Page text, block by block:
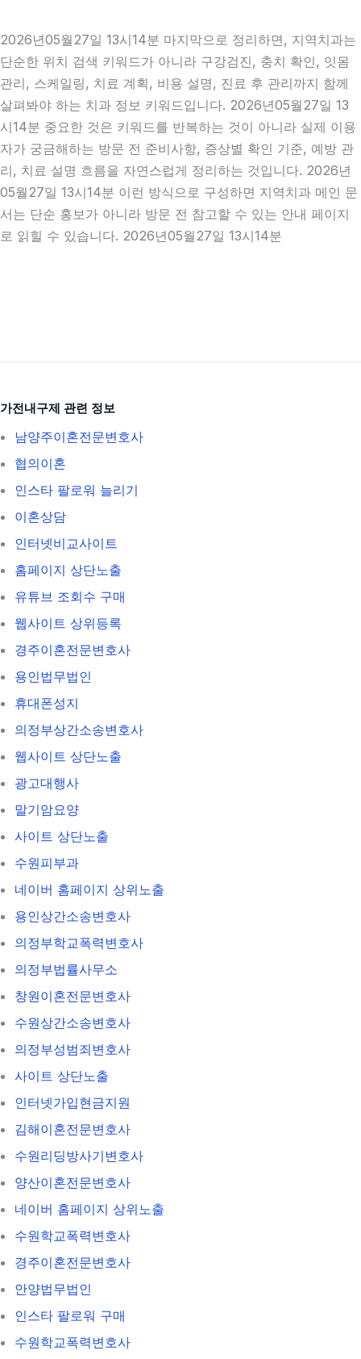
2026년05월27일 13시14분 마지막으로 정리하면, 지역치과는
단순한 위치 검색 키워드가 아니라 구강검진, 충치 확인, 잇몸
관리, 스케일링, 치료 계획, 비용 설명, 진료 후 관리까지 함께
살펴봐야 하는 치과 정보 키워드입니다. 2026년05월27일 13
시14분 중요한 것은 키워드를 반복하는 것이 아니라 실제 이용
자가 궁금해하는 방문 전 준비사항, 증상별 확인 기준, 예방 관
리, 치료 설명 흐름을 자연스럽게 정리하는 것입니다. 2026년
05월27일 13시14분 이런 방식으로 구성하면 지역치과 메인 문
서는 단순 홍보가 아니라 방문 전 참고할 수 있는 안내 페이지
로 읽힐 수 있습니다. 2026년05월27일 13시14분
가전내구제 관련 정보
남양주이혼전문변호사
협의이혼
인스타 팔로워 늘리기
이혼상담
인터넷비교사이트
홈페이지 상단노출
유튜브 조회수 구매
웹사이트 상위등록
경주이혼전문변호사
용인법무법인
휴대폰성지
의정부상간소송변호사
웹사이트 상단노출
광고대행사
말기암요양
사이트 상단노출
수원피부과
네이버 홈페이지 상위노출
용인상간소송변호사
의정부학교폭력변호사
의정부법률사무소
창원이혼전문변호사
수원상간소송변호사
의정부성범죄변호사
사이트 상단노출
인터넷가입현금지원
김해이혼전문변호사
수원리딩방사기변호사
양산이혼전문변호사
네이버 홈페이지 상위노출
수원학교폭력변호사
경주이혼전문변호사
안양법무법인
인스타 팔로워 구매
수원학교폭력변호사